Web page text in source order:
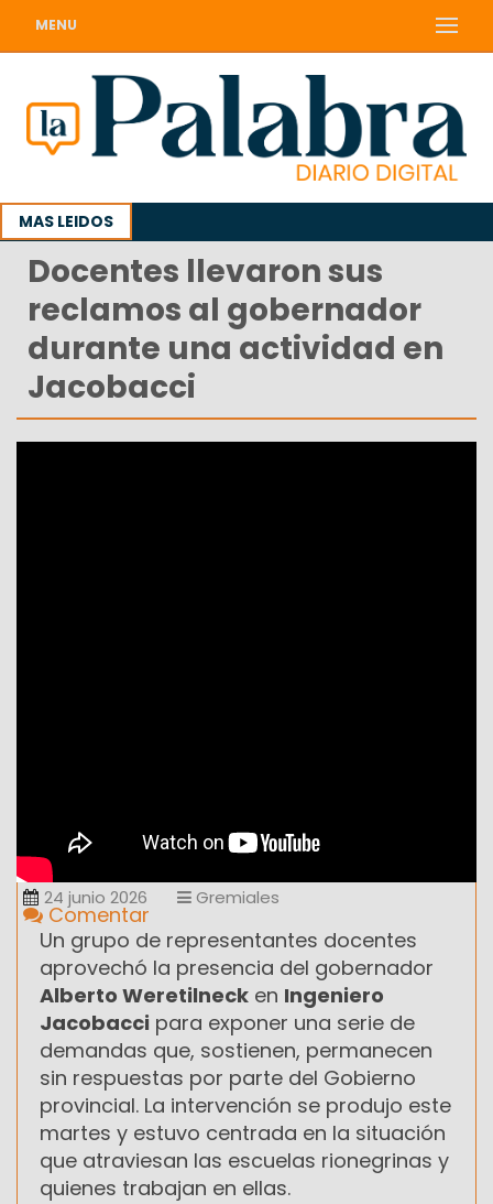
MENU
MAS LEIDOS
Docentes llevaron sus
reclamos al gobernador
durante una actividad en
Jacobacci
24 junio 2026 Gremiales
Comentar
Un grupo de representantes docentes
aprovechó la presencia del gobernador
Alberto Weretilneck en Ingeniero
Jacobacci para exponer una serie de
demandas que, sostienen, permanecen
sin respuestas por parte del Gobierno
provincial. La intervención se produjo este
martes y estuvo centrada en la situación
que atraviesan las escuelas rionegrinas y
quienes trabajan en ellas.